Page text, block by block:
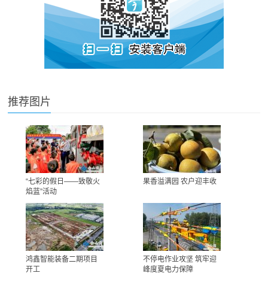
推荐图片
“七彩的假日——致敬火
焰蓝”活动
果香溢满园 农户迎丰收
鸿鑫智能装备二期项目
开工
不停电作业攻坚 筑牢迎
峰度夏电力保障